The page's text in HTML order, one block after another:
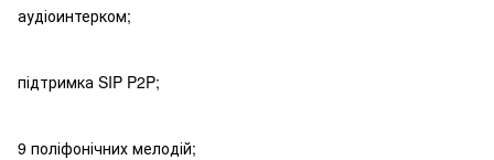
аудіоинтерком;
підтримка SIP P2P;
9 поліфонічних мелодій;